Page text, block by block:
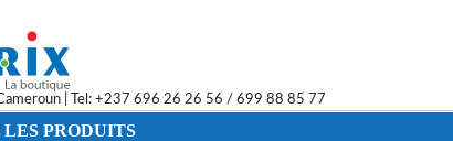
Cameroun | Tel: +237 696 26 26 56 / 699 88 85 77
LES PRODUITS